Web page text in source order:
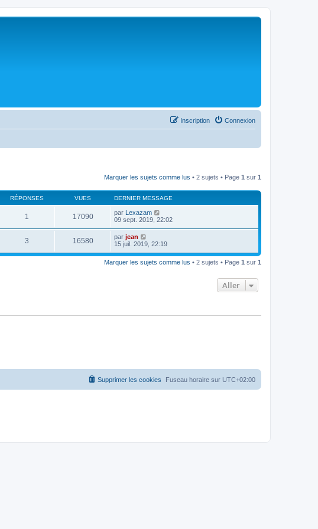
Connexion
Inscription
Marquer les sujets comme lus • 2 sujets • Page 1 sur 1
RÉPONSES VUES DERNIER MESSAGE
1 17090 par Lexazam
09 sept. 2019, 22:02
3 16580 par jean
15 juil. 2019, 22:19
Marquer les sujets comme lus • 2 sujets • Page 1 sur 1
Aller
Fuseau horaire sur UTC+02:00
Supprimer les cookies